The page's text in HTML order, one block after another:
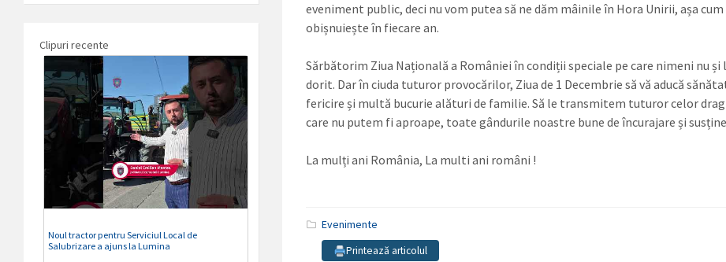
eveniment public, deci nu vom putea să ne dăm mâinile în Hora Unirii, așa cum
obișnuiește în fiecare an.
Sărbătorim Ziua Națională a României în condiții speciale pe care nimeni nu și
dorit. Dar în ciuda tuturor provocărilor, Ziua de 1 Decembrie să vă aducă
fericire și multă bucurie alături de familie. Să le transmitem tuturor celor
care nu putem fi aproape, toate gândurile noastre bune de încurajare și
La mulți ani România, La multi ani români !
Evenimente
Printează articolul
Clipuri recente
Noul tractor pentru Serviciul Local de
Salubrizare a ajuns la Lumina